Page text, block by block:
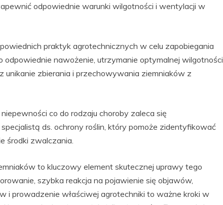
odpowiednie warunki wilgotności i wentylacji w
praktyk agrotechnicznych w celu zapobiegania
odpowiednie nawożenie, utrzymanie optymalnej wilgotności
unikanie zbierania i przechowywania ziemniaków z
co do rodzaju choroby zaleca się
ds. ochrony roślin, który pomoże zidentyfikować
środki zwalczania.
to kluczowy element skutecznej uprawy tego
szybka reakcja na pojawienie się objawów,
i prowadzenie właściwej agrotechniki to ważne kroki w